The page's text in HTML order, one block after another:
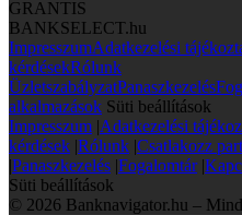
GRANTIS
BANKSELECT.hu
ImpresszumAdatkezelési
kérdésekRólunk
ÜzletszabályzatPanaszkezelés
alkalmazások Süti beállítások
Impresszum |Adatkezelési
kérdések |Rólunk |Csatlakozz
|Panaszkezelés |Fogalomtár |
Süti beállítások
© 2026 Banknavigator.hu –